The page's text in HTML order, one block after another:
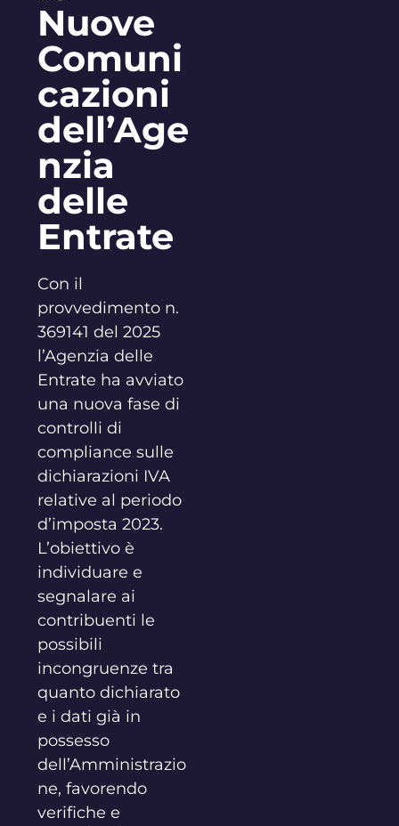
Nuove
Comuni
cazioni
dell’Age
nzia
delle
Entrate
Con il
provvedimento n.
369141 del 2025
l’Agenzia delle
Entrate ha avviato
una nuova fase di
controlli di
compliance sulle
dichiarazioni IVA
relative al periodo
d’imposta 2023.
L’obiettivo è
individuare e
segnalare ai
contribuenti le
possibili
incongruenze tra
quanto dichiarato
e i dati già in
possesso
dell’Amministrazio
ne, favorendo
verifiche e